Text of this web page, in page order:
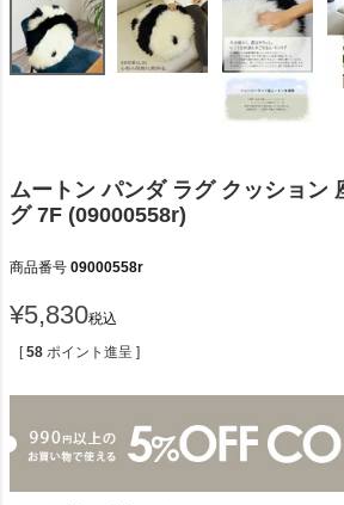
ムートン パンダ ラグ クッション
グ 7F (09000558r)
商品番号 09000558r
¥5,830税込
[ 58 ポイント進呈 ]